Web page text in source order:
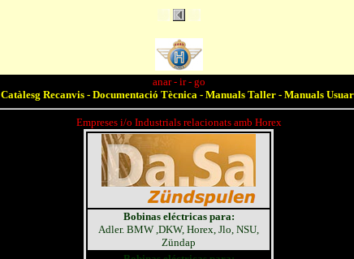
anar - ir - go
Catàlesg Recanvis - Documentació Tècnica - Manuals Taller - Manuals
Empreses i/o Industrials relacionats amb Horex
Bobinas eléctricas para:
Adler. BMW ,DKW, Horex, Jlo, NSU,
Zündap